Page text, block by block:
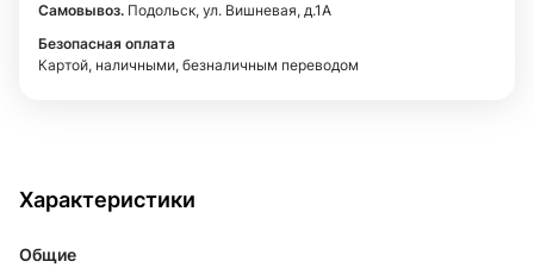
Самовывоз. Подольск, ул. Вишневая, д.1А
Безопасная оплата
Картой, наличными, безналичным переводом
Характеристики
Общие